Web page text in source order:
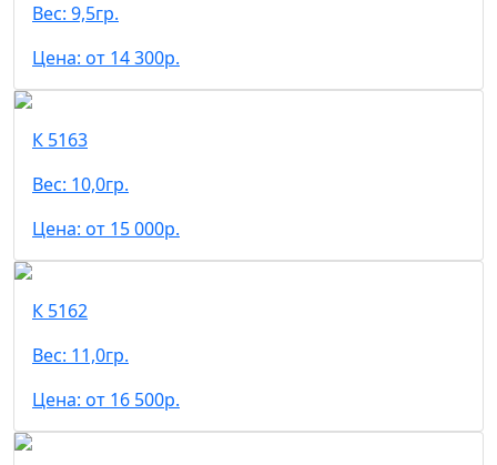
Вес: 9,5гр.
Цена: от 14 300р.
К 5163
Вес: 10,0гр.
Цена: от 15 000р.
К 5162
Вес: 11,0гр.
Цена: от 16 500р.